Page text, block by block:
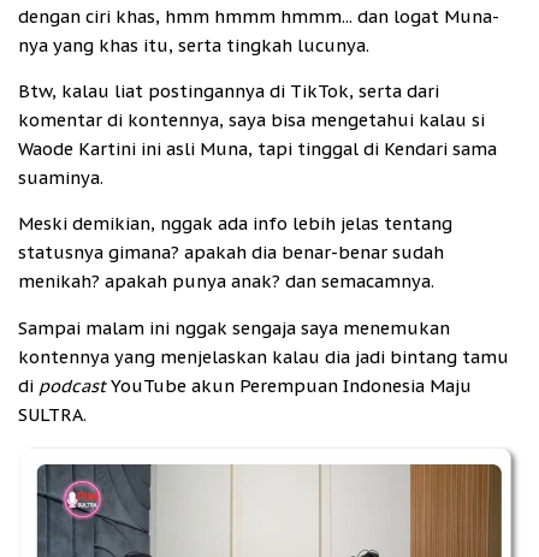
dengan ciri khas, hmm hmmm hmmm... dan logat Muna-
nya yang khas itu, serta tingkah lucunya.
Btw, kalau liat postingannya di TikTok, serta dari
komentar di kontennya, saya bisa mengetahui kalau si
Waode Kartini ini asli Muna, tapi tinggal di Kendari sama
suaminya.
Meski demikian, nggak ada info lebih jelas tentang
statusnya gimana? apakah dia benar-benar sudah
menikah? apakah punya anak? dan semacamnya.
Sampai malam ini nggak sengaja saya menemukan
kontennya yang menjelaskan kalau dia jadi bintang tamu
di podcastYouTube akun Perempuan Indonesia Maju
SULTRA.